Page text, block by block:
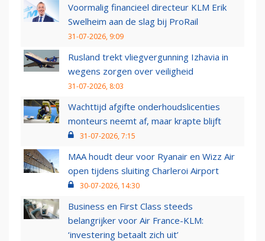
Voormalig financieel directeur KLM Erik
Swelheim aan de slag bij ProRail
31-07-2026, 9:09
Rusland trekt vliegvergunning Izhavia in
wegens zorgen over veiligheid
31-07-2026, 8:03
Wachttijd afgifte onderhoudslicenties
monteurs neemt af, maar krapte blijft
31-07-2026, 7:15
MAA houdt deur voor Ryanair en Wizz Air
open tijdens sluiting Charleroi Airport
30-07-2026, 14:30
Business en First Class steeds
belangrijker voor Air France-KLM:
‘investering betaalt zich uit’